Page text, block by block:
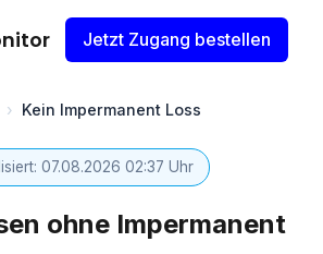
Jetzt Zugang bestellen
› Kein Impermanent Loss
07.08.2026 02:37 Uhr
ohne Impermanent